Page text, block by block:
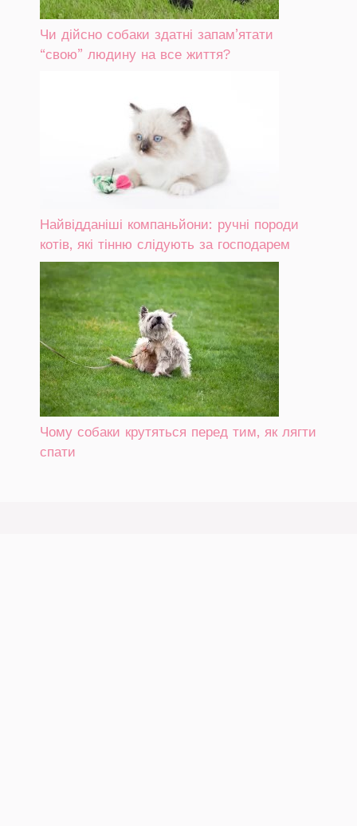
Чи дійсно собаки здатні запам’ятати
“свою” людину на все життя?
Найвідданіші компаньйони: ручні породи
котів, які тінню слідують за господарем
Чому собаки крутяться перед тим, як лягти
спати